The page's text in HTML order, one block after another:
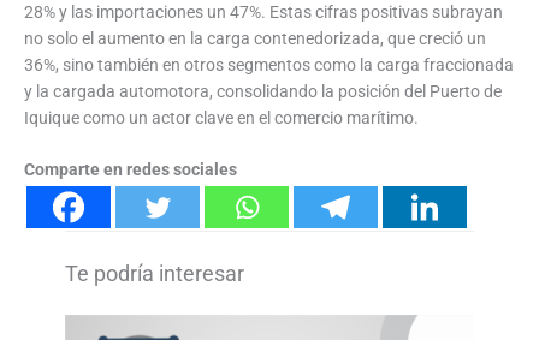
28% y las importaciones un 47%. Estas cifras positivas subrayan
no solo el aumento en la carga contenedorizada, que creció un
36%, sino también en otros segmentos como la carga fraccionada
y la cargada automotora, consolidando la posición del Puerto de
Iquique como un actor clave en el comercio marítimo.
Comparte en redes sociales